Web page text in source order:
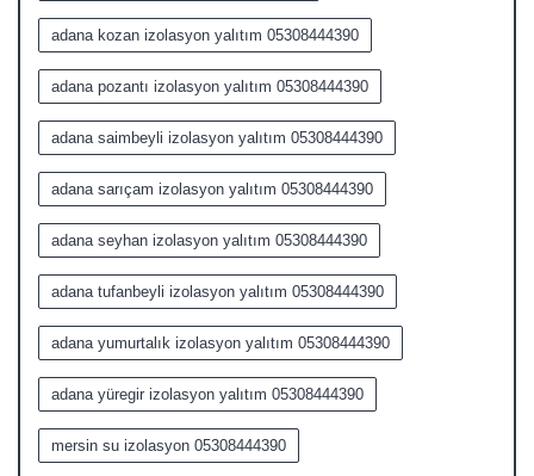
adana kozan izolasyon yalıtım 05308444390
adana pozantı izolasyon yalıtım 05308444390
adana saimbeyli izolasyon yalıtım 05308444390
adana sarıçam izolasyon yalıtım 05308444390
adana seyhan izolasyon yalıtım 05308444390
adana tufanbeyli izolasyon yalıtım 05308444390
adana yumurtalık izolasyon yalıtım 05308444390
adana yüregir izolasyon yalıtım 05308444390
mersin su izolasyon 05308444390